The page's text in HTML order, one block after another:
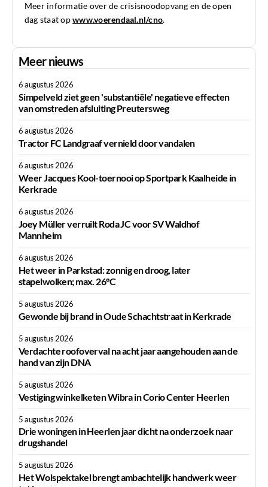
Meer informatie over de crisisnoodopvang en de open
dag staat opwww.voerendaal.nl/cno.
Meer nieuws
6 augustus 2026
Simpelveld ziet geen 'substantiële' negatieve effecten
van omstreden afsluiting Preutersweg
6 augustus 2026
Tractor FC Landgraaf vernield door vandalen
6 augustus 2026
Weer Jacques Kool-toernooi op Sportpark Kaalheide in
Kerkrade
6 augustus 2026
Joey Müller verruilt Roda JC voor SV Waldhof
Mannheim
6 augustus 2026
Het weer in Parkstad: zonnig en droog, later
stapelwolken; max. 26°C
5 augustus 2026
Gewonde bij brand in Oude Schachtstraat in Kerkrade
5 augustus 2026
Verdachte roofoverval na acht jaar aangehouden aan de
hand van zijn DNA
5 augustus 2026
Vestiging winkelketen Wibra in Corio Center Heerlen
5 augustus 2026
Drie woningen in Heerlen jaar dicht na onderzoek naar
drugshandel
5 augustus 2026
Het Wolspektakel brengt ambachtelijk handwerk weer